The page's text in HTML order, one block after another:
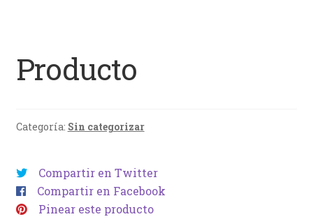
Producto
Categoría: Sin categorizar
Compartir en Twitter
Compartir en Facebook
Pinear este producto